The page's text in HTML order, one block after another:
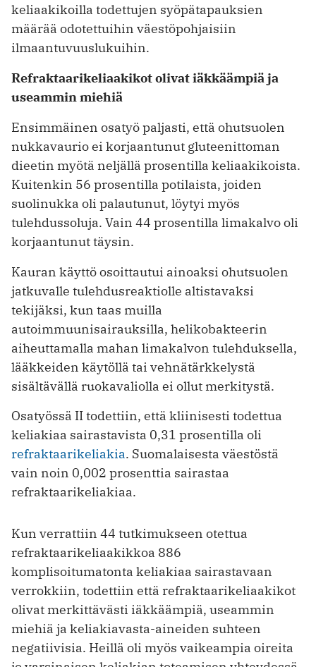
keliaakikoilla todettujen syöpätapauksien
määrää odotettuihin väestöpohjaisiin
ilmaantuvuuslukuihin.
Refraktaarikeliaakikot olivat iäkkäämpiä ja
useammin miehiä
Ensimmäinen osatyö paljasti, että ohutsuolen
nukkavaurio ei korjaantunut gluteenittoman
dieetin myötä neljällä prosentilla keliaakikoista.
Kuitenkin 56 prosentilla potilaista, joiden
suolinukka oli palautunut, löytyi myös
tulehdussoluja. Vain 44 prosentilla limakalvo oli
korjaantunut täysin.
Kauran käyttö osoittautui ainoaksi ohutsuolen
jatkuvalle tulehdusreaktiolle altistavaksi
tekijäksi, kun taas muilla
autoimmuunisairauksilla, helikobakteerin
aiheuttamalla mahan limakalvon tulehduksella,
lääkkeiden käytöllä tai vehnätärkkelystä
sisältävällä ruokavaliolla ei ollut merkitystä.
Osatyössä II todettiin, että kliinisesti todettua
keliakiaa sairastavista 0,31 prosentilla oli
refraktaarikeliakia. Suomalaisesta väestöstä
vain noin 0,002 prosenttia sairastaa
refraktaarikeliakiaa.
Kun verrattiin 44 tutkimukseen otettua
refraktaarikeliaakikkoa 886
komplisoitumatonta keliakiaa sairastavaan
verrokkiin, todettiin että refraktaarikeliaakikot
olivat merkittävästi iäkkäämpiä, useammin
miehiä ja keliakiavasta-aineiden suhteen
negatiivisia. Heillä oli myös vaikeampia oireita